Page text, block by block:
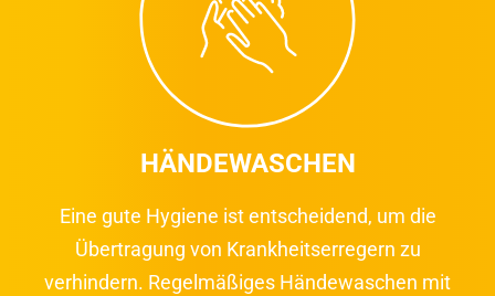
HÄNDEWASCHEN
Eine gute Hygiene ist entscheidend, um die
Übertragung von Krankheitserregern zu
verhindern. Regelmäßiges Händewaschen mit